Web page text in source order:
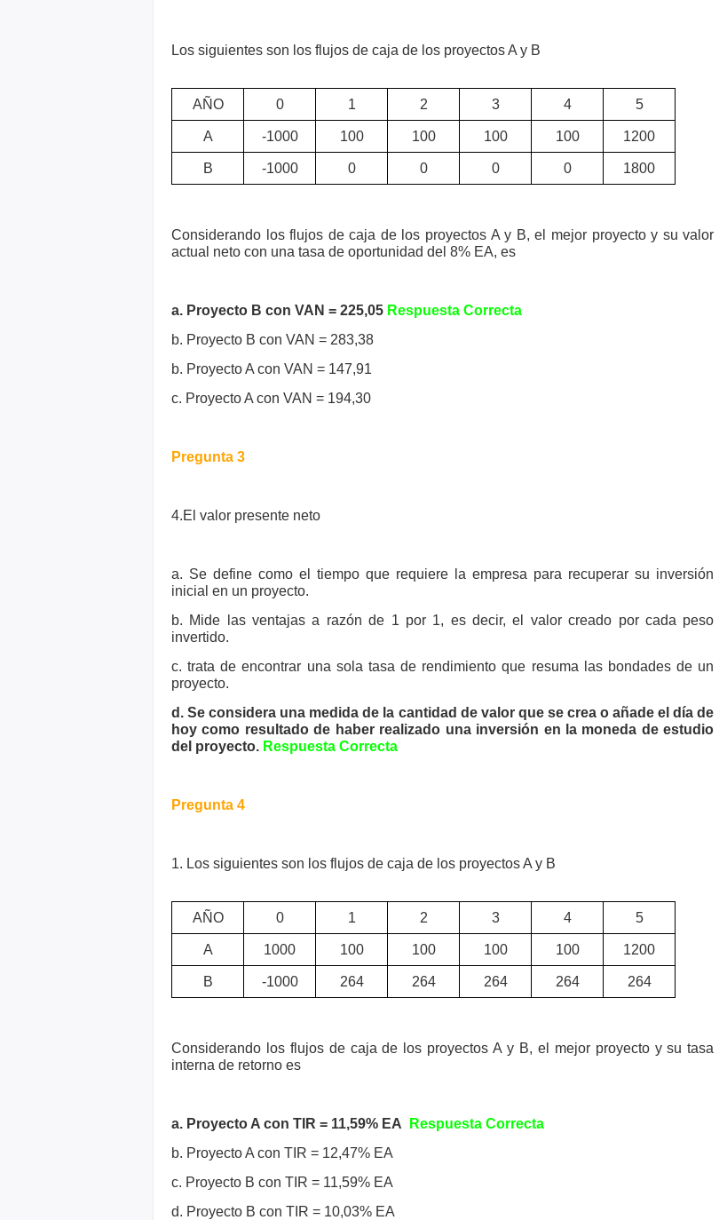
Los siguientes son los flujos de caja de los proyectos A y B
AÑO 0 1 2 3 4 5
A -1000 100 100 100 100 1200
B -1000 0 0 0 0 1800
Considerando los flujos de caja de los proyectos A y B, el mejor proyecto y su valor
actual neto con una tasa de oportunidad del 8% EA, es
a. Proyecto B con VAN = 225,05 Respuesta Correcta
b. Proyecto B con VAN = 283,38
b. Proyecto A con VAN = 147,91
c. Proyecto A con VAN = 194,30
Pregunta 3
4.El valor presente neto
a. Se define como el tiempo que requiere la empresa para recuperar su inversión
inicial en un proyecto.
b. Mide las ventajas a razón de 1 por 1, es decir, el valor creado por cada peso
invertido.
c. trata de encontrar una sola tasa de rendimiento que resuma las bondades de un
proyecto.
d. Se considera una medida de la cantidad de valor que se crea o añadeel día de
hoy como resultado de haber realizado una inversión en la moneda de estudio
del proyecto. Respuesta Correcta
Pregunta 4
1. Los siguientes son los flujos de caja de los proyectos A y B
AÑO 0 1 2 3 4 5
A 1000 100 100 100 100 1200
B -1000 264 264 264 264 264
Considerando los flujos de caja de los proyectos A y B, el mejor proyecto y su tasa
interna de retorno es
a. Proyecto A con TIR = 11,59% EA
Respuesta Correcta
b. Proyecto A con TIR = 12,47% EA
c. Proyecto B con TIR = 11,59% EA
d. Proyecto B con TIR = 10,03% EA